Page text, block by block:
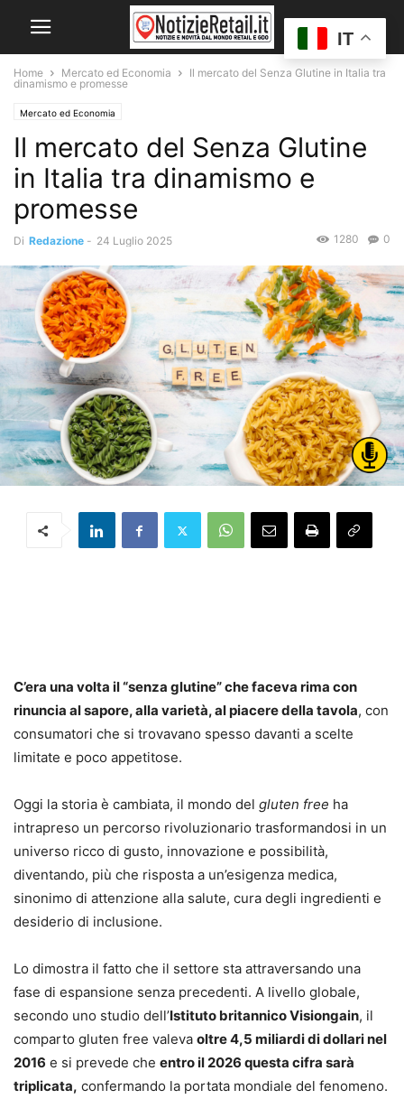
Home Mercato ed Economia
Il mercato del Senza Glutine in Italia tra
dinamismo e promesse
Mercato ed Economia
Il mercato del Senza Glutine
in Italia tra dinamismo e
promesse
Di Redazione - 24 Luglio 2025 0
1280
C’era una volta il “senza glutine” che faceva rima con
rinuncia al sapore, alla varietà, al piacere della tavola, con
consumatori che si trovavano spesso davanti a scelte
limitate e poco appetitose.
Oggi la storia è cambiata, il mondo del gluten free ha
intrapreso un percorso rivoluzionario trasformandosi in un
universo ricco di gusto, innovazione e possibilità,
diventando, più che risposta a un’esigenza medica,
sinonimo di attenzione alla salute, cura degli ingredienti e
desiderio di inclusione.
Lo dimostra il fatto che il settore sta attraversando una
fase di espansione senza precedenti. A livello globale,
secondo uno studio dell’Istituto britannico Visiongain, il
comparto gluten free valeva oltre 4,5 miliardi di dollari nel
2016 e si prevede che entro il 2026 questa cifra sarà
triplicata, confermando la portata mondiale del fenomeno.
IT